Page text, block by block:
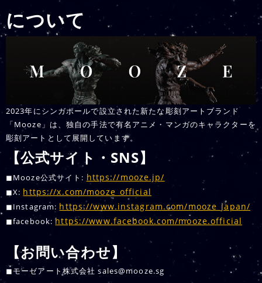
について
2023年にシンガポールで設立された新たな彫刻アートブランド
「Mooze」は、独自の手法で有名アニメ・マンガのキャラクターを
彫刻アートとして展開しています。
【公式サイト・SNS】
◼︎Mooze公式サイト: https://mooze.jp/
◼︎X: https://x.com/mooze_official
◼︎Instagram: https://www.instagram.com/mooze_japan/
◼︎facebook:https://www.facebook.com/mooze.official
【お問い合わせ】
◼モーゼアート株式会社 sales@mooze.sg